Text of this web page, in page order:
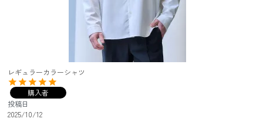
レギュラーカラーシャツ
購入者
投稿日
2025/10/12